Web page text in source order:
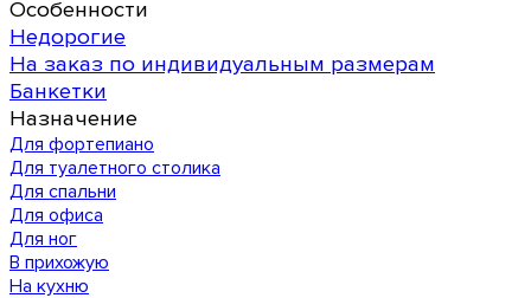
Особенности
Недорогие
На заказ по индивидуальным размерам
Банкетки
Назначение
Для фортепиано
Для туалетного столика
Для спальни
Для офиса
Для ног
В прихожую
На кухню